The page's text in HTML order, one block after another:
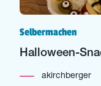
Selbermachen
Halloween-
akirchberger